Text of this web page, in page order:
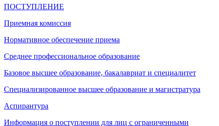
ПОСТУПЛЕНИЕ
Приемная комиссия
Нормативное обеспечение приема
Среднее профессиональное образование
Базовое высшее образование, бакалавриат и специалитет
Специализированное высшее образование и магистратура
Аспирантура
Информация о поступлении для лиц с ограниченными